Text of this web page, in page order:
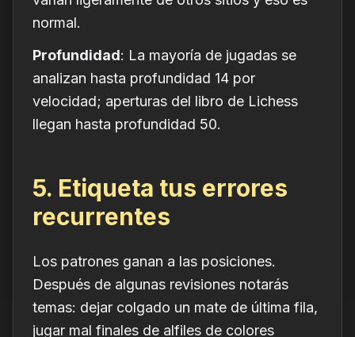
normal.
Profundidad: La mayoría de jugadas se
analizan hasta profundidad 14 por
velocidad; aperturas del libro de Lichess
llegan hasta profundidad 50.
5. Etiqueta tus errores
recurrentes
Los patrones ganan a las posiciones.
Después de algunas revisiones notarás
temas: dejar colgado un mate de última fila,
jugar mal finales de alfiles de colores